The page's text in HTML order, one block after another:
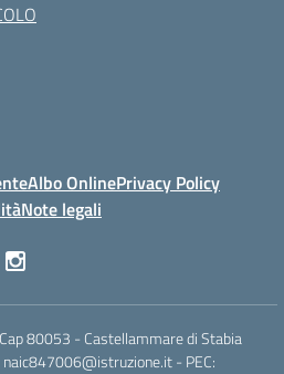
Albo OnlinePrivacy Policy
Note legali
80053 - Castellammare di Stabia
- PEC: